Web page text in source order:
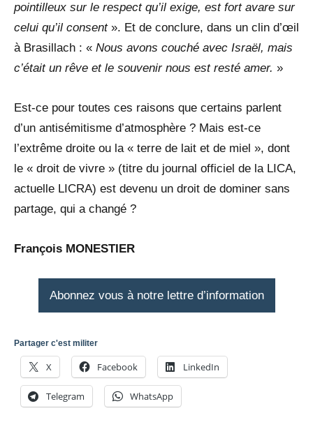
pointilleux sur le respect qu’il exige, est fort avare sur
celui qu’il consent ». Et de conclure, dans un clin d’œil
à Brasillach : « Nous avons couché avec Israël, mais
c’était un rêve et le souvenir nous est resté amer. »
Est-ce pour toutes ces raisons que certains parlent
d’un antisémitisme d’atmosphère ? Mais est-ce
l’extrême droite ou la « terre de lait et de miel », dont
le « droit de vivre » (titre du journal officiel de la LICA,
actuelle LICRA) est devenu un droit de dominer sans
partage, qui a changé ?
François MONESTIER
Abonnez vous à notre lettre d’information
Partager c'est militer
X Facebook LinkedIn
Telegram WhatsApp